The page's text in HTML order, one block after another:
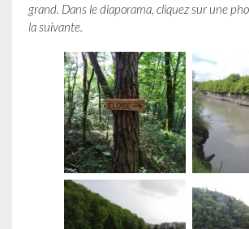
grand. Dans le diaporama, cliquez sur une
la suivante.